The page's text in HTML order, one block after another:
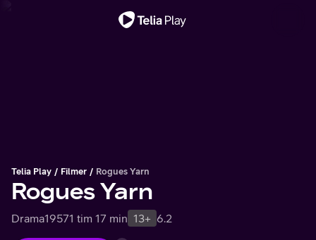
Telia Play Filmer Rogues Yarn
Rogues Yarn
Drama19571 tim 17 min 13+ 6.2